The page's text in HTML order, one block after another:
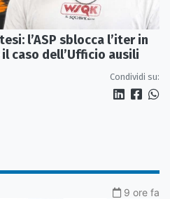
l’ASP sblocca l’iter in
caso dell’Ufficio ausili
Condividi su:
9 ore fa